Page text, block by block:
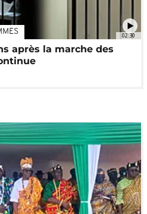
02:30
après la marche des